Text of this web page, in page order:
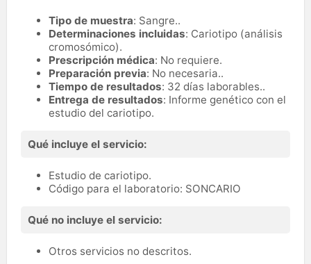
Tipo de muestra: Sangre..
Determinaciones incluidas: Cariotipo (análisis
cromosómico).
Prescripción médica: No requiere.
Preparación previa: No necesaria..
Tiempo de resultados: 32 días laborables..
Entrega de resultados: Informe genético con el
estudio del cariotipo.
Qué incluye el servicio:
Estudio de cariotipo.
Código para el laboratorio: SONCARIO
Qué no incluye el servicio:
Otros servicios no descritos.